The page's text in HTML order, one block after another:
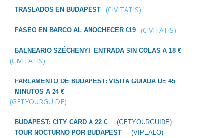
TRASLADOS EN BUDAPEST (CIVITATIS)
PASEO EN BARCO AL ANOCHECER €19 (CIVITATIS)
BALNEARIO SZÉCHENYI, ENTRADA SIN COLAS A 18 €
(CIVITATIS)
PARLAMENTO DE BUDAPEST: VISITA GUIADA DE 45
MINUTOS A 24 €
(GETYOURGUIDE)
BUDAPEST: CITY CARD A 22 €
(GETYOURGUIDE)
TOUR NOCTURNO POR BUDAPEST
(VIPEALO)